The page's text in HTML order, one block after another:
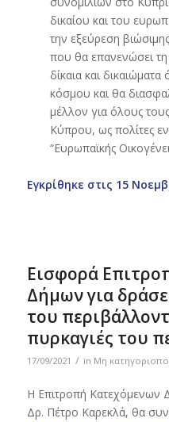
δικαίου και του
την εξεύρεση
που θα επανενώσει
δίκαια και
κόσμου και θα
μέλλον για όλους
Κύπρου, ως πολίτες
“Ευρωπαϊκής
Εγκρίθηκε στις 15
Εισφορά
Δήμων για
του
πυρκαγιές του
17/09/2021 / in Μη
Η Επιτροπή Κατεχόμενων
Δρ. Πέτρο Καρεκλά, θα